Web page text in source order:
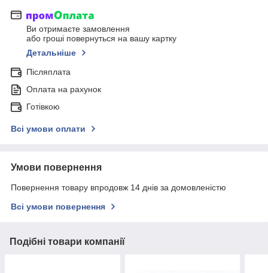
Ви отримаєте замовлення
або гроші повернуться на вашу картку
Детальніше
Післяплата
Оплата на рахунок
Готівкою
Всі умови оплати
Умови повернення
Повернення товару впродовж 14 днів за домовленістю
Всі умови повернення
Подібні товари компанії